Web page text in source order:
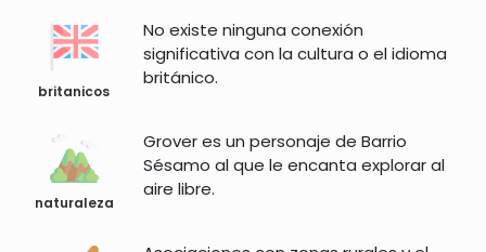
britanicos
No existe ninguna conexión
significativa con la cultura o el idioma
británico.
naturaleza
Grover es un personaje de Barrio
Sésamo al que le encanta explorar al
aire libre.